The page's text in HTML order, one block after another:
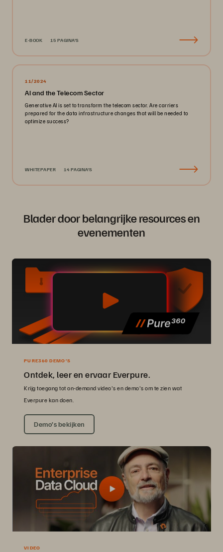
E-BOOK 15 PAGINA'S
11/2024
AI and the Telecom Sector
Generative AI is set to transform the telecom sector. Are carriers
prepared for the data infrastructure changes that will be needed to
optimize success?
WHITEPAPER 14 PAGINA'S
Blader door belangrijke resources en
evenementen
PURE360 DEMO’S
Ontdek, leer en ervaar Everpure.
Krijg toegang tot on-demand video's en demo's om te zien wat
Everpure kan doen.
Demo’s bekijken
VIDEO